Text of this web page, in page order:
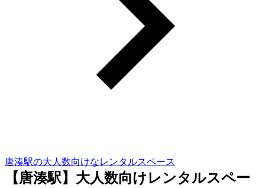
唐湊駅の大人数向けなレンタルスペース
【唐湊駅】大人数向けレンタルスペー